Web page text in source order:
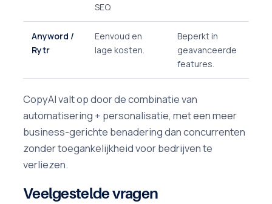
SEO.
Anyword /
Rytr
Eenvoud en
lage kosten.
Beperkt in
geavanceerde
features.
CopyAI valt op door de combinatie van
automatisering + personalisatie, met een meer
business-gerichte benadering dan concurrenten
zonder toegankelijkheid voor bedrijven te
verliezen.
Veelgestelde vragen